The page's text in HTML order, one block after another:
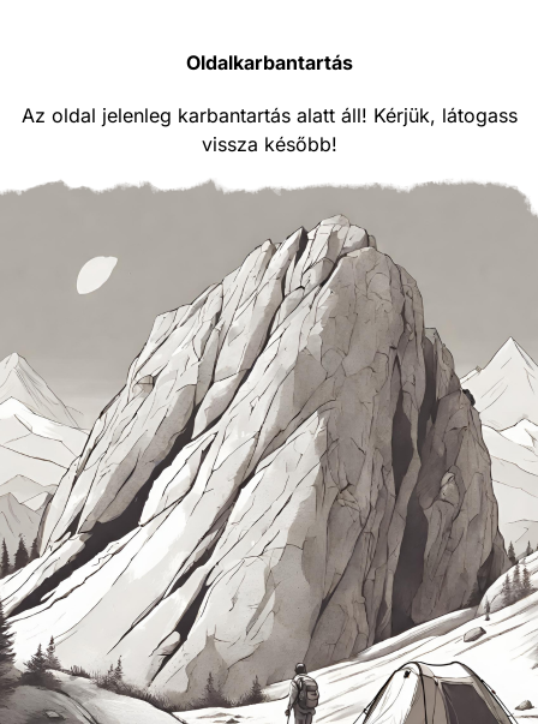
Oldalkarbantartás
Az oldal jelenleg karbantartás alatt áll! Kérjük, látogass
vissza később!